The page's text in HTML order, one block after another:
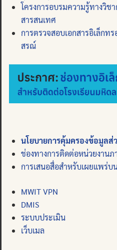
โครงการอบรมความรู้ทางวิช
สารสนเทศ
การตรวจสอบเอกสารอิเล็กท
สรณ์
นโยบายการคุ้มครองข้อมูลส่
ช่องทางการติดต่อหน่วยงานภ
การเสนอสื่อสำหรับเผยแพร่บ
MWIT VPN
DMIS
ระบบประเมิน
เว็บเมล